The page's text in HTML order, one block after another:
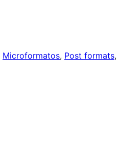
Microformatos, Post formats,